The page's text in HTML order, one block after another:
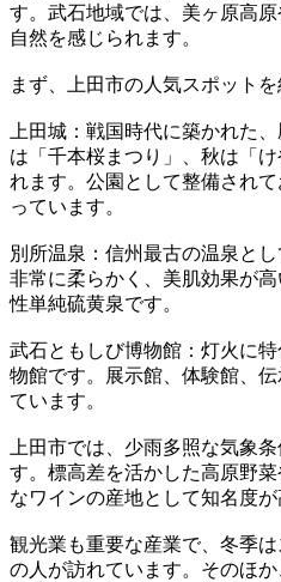
す。武石地域では、美ヶ原高
自然を感じられます。
まず、上田市の人気スポットを
上田城：戦国時代に築かれた
は「千本桜まつり」、秋は「
れます。公園として整備され
っています。
別所温泉：信州最古の温泉と
非常に柔らかく、美肌効果が
性単純硫黄泉です。
武石ともしび博物館：灯火に
物館です。展示館、体験館、
ています。
上田市では、少雨多照な気象
す。標高差を活かした高原野
なワインの産地として知名度が
観光業も重要な産業で、冬季
の人が訪れています。そのほ